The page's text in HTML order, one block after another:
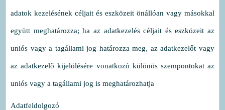
adatok kezelésének céljait és eszközeit önállóan vagy másokkal
együtt meghatározza; ha az adatkezelés céljait és eszközeit az
uniós vagy a tagállami jog határozza meg, az adatkezelőt vagy
az adatkezelő kijelölésére vonatkozó különös szempontokat az
uniós vagy a tagállami jog is meghatározhatja
Adatfeldolgozó